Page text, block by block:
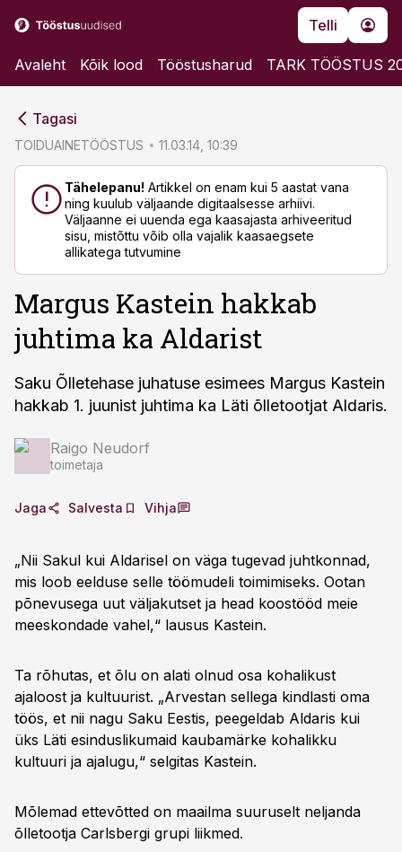
Telli
Avaleht Kõik lood Tööstusharud TARK TÖÖSTUS
Tagasi
TOIDUAINETÖÖSTUS 11.03.14, 10:39
Tähelepanu! Artikkel on enam kui 5 aastat vana
ning kuulub väljaande digitaalsesse arhiivi.
Väljaanne ei uuenda ega kaasajasta arhiveeritud
sisu, mistõttu võib olla vajalik kaasaegsete
allikatega tutvumine
Margus Kastein hakkab
juhtima ka Aldarist
Saku Õlletehase juhatuse esimees Margus Kastein
hakkab 1. juunist juhtima ka Läti õlletootjat Aldaris.
Raigo Neudorf
toimetaja
Jaga Salvesta Vihja
„Nii Sakul kui Aldarisel on väga tugevad juhtkonnad,
mis loob eelduse selle töömudeli toimimiseks. Ootan
põnevusega uut väljakutset ja head koostööd meie
meeskondade vahel,“ lausus Kastein.
Ta rõhutas, et õlu on alati olnud osa kohalikust
ajaloost ja kultuurist. „Arvestan sellega kindlasti oma
töös, et nii nagu Saku Eestis, peegeldab Aldaris kui
üks Läti esinduslikumaid kaubamärke kohalikku
kultuuri ja ajalugu,“ selgitas Kastein.
Mõlemad ettevõtted on maailma suuruselt neljanda
õlletootja Carlsbergi grupi liikmed.